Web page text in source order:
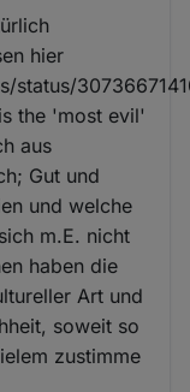
hier
status/
the 'most evil'
aus
Gut und
und welche
m.E. nicht
haben die
Art und
soweit so
zustimme